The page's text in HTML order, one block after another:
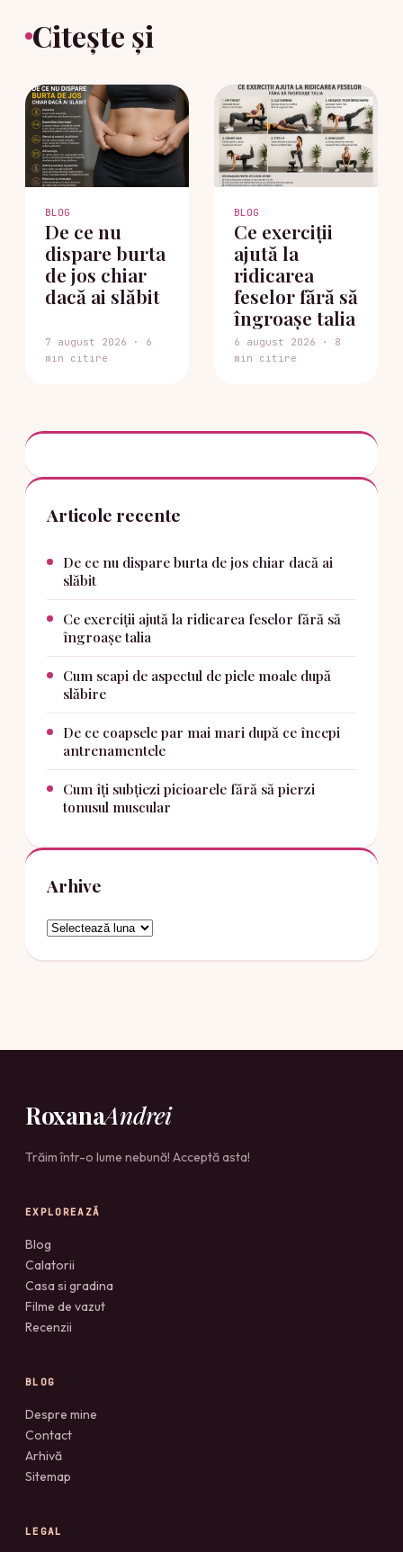
Citește și
BLOG
De ce nu
dispare burta
de jos chiar
dacă ai slăbit
7 august 2026 · 6
min citire
BLOG
Ce exerciții
ajută la
ridicarea
feselor fără să
îngroașe talia
6 august 2026 · 8
min citire
Articole recente
De ce nu dispare burta de jos chiar dacă ai
slăbit
Ce exerciții ajută la ridicarea feselor fără să
îngroașe talia
Cum scapi de aspectul de piele moale după
slăbire
De ce coapsele par mai mari după ce începi
antrenamentele
Cum îți subțiezi picioarele fără să pierzi
tonusul muscular
Arhive
Arhive
RoxanaAndrei
Trăim într-o lume nebună! Acceptă asta!
EXPLOREAZĂ
Blog
Calatorii
Casa si gradina
Filme de vazut
Recenzii
BLOG
Despre mine
Contact
Arhivă
Sitemap
LEGAL